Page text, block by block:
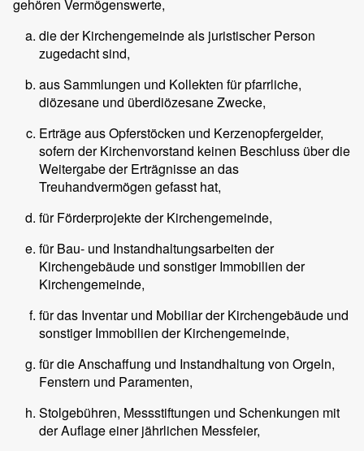
gehören Vermögenswerte,
die der Kirchengemeinde als juristischer Person
zugedacht sind,
aus Sammlungen und Kollekten für pfarrliche,
diözesane und überdiözesane Zwecke,
Erträge aus Opferstöcken und Kerzenopfergelder,
sofern der Kirchenvorstand keinen Beschluss über die
Weitergabe der Erträgnisse an das
Treuhandvermögen gefasst hat,
für Förderprojekte der Kirchengemeinde,
für Bau- und Instandhaltungsarbeiten der
Kirchengebäude und sonstiger Immobilien der
Kirchengemeinde,
für das Inventar und Mobiliar der Kirchengebäude und
sonstiger Immobilien der Kirchengemeinde,
für die Anschaffung und Instandhaltung von Orgeln,
Fenstern und Paramenten,
Stolgebühren, Messstiftungen und Schenkungen mit
der Auflage einer jährlichen Messfeier,